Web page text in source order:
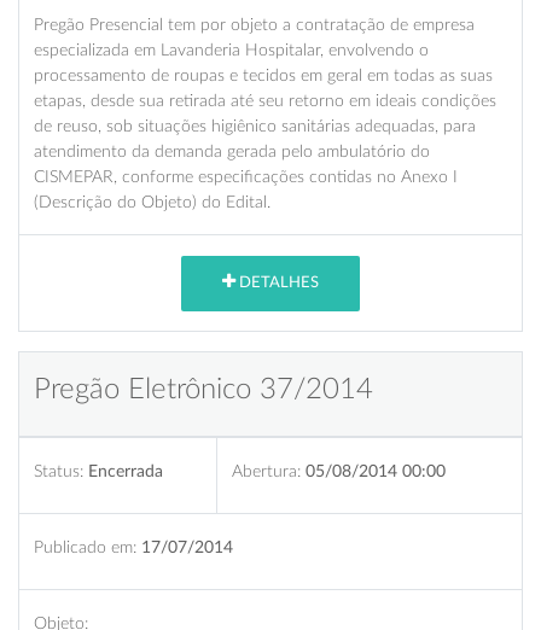
Pregão Presencial tem por objeto a contratação de empresa
especializada em Lavanderia Hospitalar, envolvendo o
processamento de roupas e tecidos em geral em todas as suas
etapas, desde sua retirada até seu retorno em ideais condições
de reuso, sob situações higiênico sanitárias adequadas, para
atendimento da demanda gerada pelo ambulatório do
CISMEPAR, conforme especificações contidas no Anexo I
(Descrição do Objeto) do Edital.
DETALHES
Pregão Eletrônico 37/2014
Status: Encerrada Abertura: 05/08/2014 00:00
Publicado em: 17/07/2014
Objeto: